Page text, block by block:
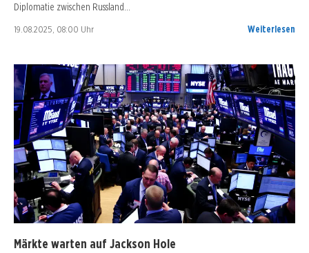
Diplomatie zwischen Russland…
19.08.2025, 08:00 Uhr Weiterlesen
Märkte warten auf Jackson Hole